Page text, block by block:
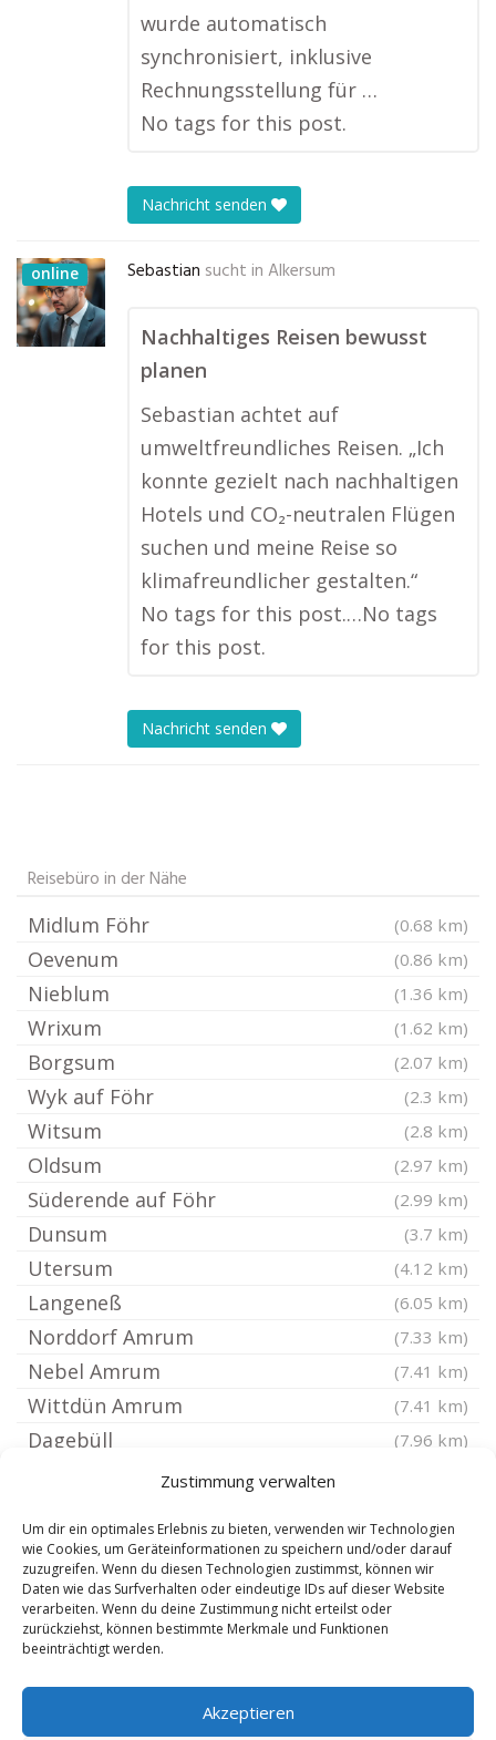
Zustimmung verwalten
Um dir ein optimales Erlebnis zu bieten, verwenden wir Technologien
wie Cookies, um Geräteinformationen zu speichern und/oder darauf
zuzugreifen. Wenn du diesen Technologien zustimmst, können wir
Daten wie das Surfverhalten oder eindeutige IDs auf dieser Website
verarbeiten. Wenn du deine Zustimmung nicht erteilst oder
zurückziehst, können bestimmte Merkmale und Funktionen
beeinträchtigt werden.
Akzeptieren
wurde automatisch
synchronisiert, inklusive
Rechnungsstellung für …
No tags for this post.
Nachricht senden
online Sebastian sucht in Alkersum
Nachhaltiges Reisen bewusst
planen
Sebastian achtet auf
umweltfreundliches Reisen. „Ich
konnte gezielt nach nachhaltigen
Hotels und CO₂-neutralen Flügen
suchen und meine Reise so
klimafreundlicher gestalten.“
No tags for this post.…No tags
for this post.
Nachricht senden
Reisebüro in der Nähe
Midlum Föhr (0.68 km)
Oevenum (0.86 km)
Nieblum (1.36 km)
Wrixum (1.62 km)
Borgsum (2.07 km)
Wyk auf Föhr (2.3 km)
Witsum (2.8 km)
Oldsum (2.97 km)
Süderende auf Föhr (2.99 km)
Dunsum (3.7 km)
Utersum (4.12 km)
Langeneß (6.05 km)
Norddorf Amrum (7.33 km)
Nebel Amrum (7.41 km)
Wittdün Amrum (7.41 km)
Dagebüll (7.96 km)
Hooge Hallig (10 km)
Emmelsbüll-Horsbüll (10.07 km)
Gröde Hallig
Sylt-Ost
Friedrich-Wilhelm-Lübke-Koog